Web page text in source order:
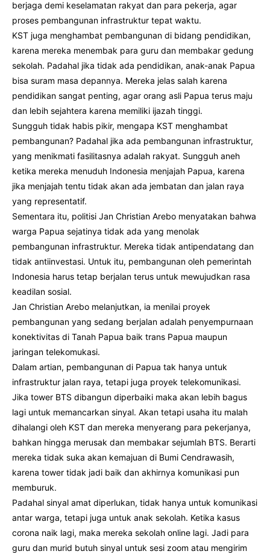
berjaga demi keselamatan rakyat dan para pekerja, agar
proses pembangunan infrastruktur tepat waktu.
KST juga menghambat pembangunan di bidang pendidikan,
karena mereka menembak para guru dan membakar gedung
sekolah. Padahal jika tidak ada pendidikan, anak-anak Papua
bisa suram masa depannya. Mereka jelas salah karena
pendidikan sangat penting, agar orang asli Papua terus maju
dan lebih sejahtera karena memiliki ijazah tinggi.
Sungguh tidak habis pikir, mengapa KST menghambat
pembangunan? Padahal jika ada pembangunan infrastruktur,
yang menikmati fasilitasnya adalah rakyat. Sungguh aneh
ketika mereka menuduh Indonesia menjajah Papua, karena
jika menjajah tentu tidak akan ada jembatan dan jalan raya
yang representatif.
Sementara itu, politisi Jan Christian Arebo menyatakan bahwa
warga Papua sejatinya tidak ada yang menolak
pembangunan infrastruktur. Mereka tidak antipendatang dan
tidak antiinvestasi. Untuk itu, pembangunan oleh pemerintah
Indonesia harus tetap berjalan terus untuk mewujudkan rasa
keadilan sosial.
Jan Christian Arebo melanjutkan, ia menilai proyek
pembangunan yang sedang berjalan adalah penyempurnaan
konektivitas di Tanah Papua baik trans Papua maupun
jaringan telekomukasi.
Dalam artian, pembangunan di Papua tak hanya untuk
infrastruktur jalan raya, tetapi juga proyek telekomunikasi.
Jika tower BTS dibangun diperbaiki maka akan lebih bagus
lagi untuk memancarkan sinyal. Akan tetapi usaha itu malah
dihalangi oleh KST dan mereka menyerang para pekerjanya,
bahkan hingga merusak dan membakar sejumlah BTS. Berarti
mereka tidak suka akan kemajuan di Bumi Cendrawasih,
karena tower tidak jadi baik dan akhirnya komunikasi pun
memburuk.
Padahal sinyal amat diperlukan, tidak hanya untuk komunikasi
antar warga, tetapi juga untuk anak sekolah. Ketika kasus
corona naik lagi, maka mereka sekolah online lagi. Jadi para
guru dan murid butuh sinyal untuk sesi zoom atau mengirim